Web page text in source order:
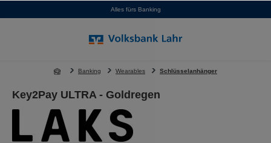
Alles fürs Banking
Banking Wearables Schlüsselanhänger
Key2Pay ULTRA - Goldregen